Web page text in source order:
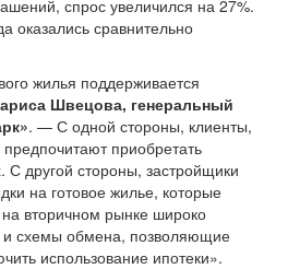
спрос увеличился на 27%.
оказались сравнительно
жилья поддерживается
Швецова, генеральный
. — С одной стороны, клиенты,
приобретать
С другой стороны, застройщики
на готовое жилье, которые
вторичном рынке широко
и схемы обмена, позволяющие
использование ипотеки».